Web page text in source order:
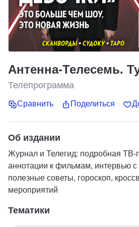
Антенна-Телесемь.
Телепрограмма
Сравнить Поделиться
Об издании
Журнал и Телегид: подробная ТВ-
аннотации к фильмам, интервью
полезные советы, гороскоп,
мероприятий
Тематики